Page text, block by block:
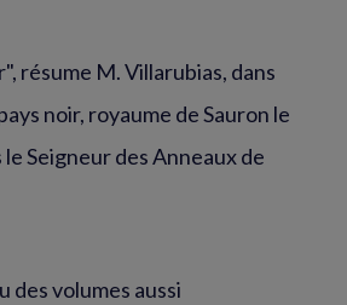
résume M. Villarubias, dans
noir, royaume de Sauron le
Seigneur des Anneaux de
des volumes aussi